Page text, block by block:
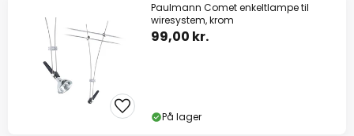
Paulmann Comet enkeltlampe til
wiresystem, krom
99,00 kr.
På lager